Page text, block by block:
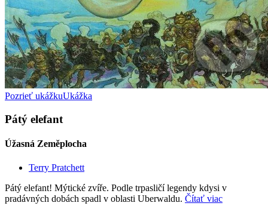
Pozrieť ukážkuUkážka
Pátý elefant
Úžasná Zeměplocha
Terry Pratchett
Pátý elefant! Mýtické zvíře. Podle trpasličí legendy kdysi v
pradávných dobách spadl v oblasti Uberwaldu. Čítať viac